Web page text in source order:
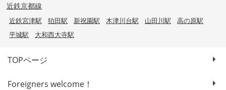
近鉄京都線
近鉄宮津駅 狛田駅 新祝園駅 木津川台駅 山田川駅
高の原駅
平城駅
大和西大寺駅
TOPページ
Foreigners welcome！